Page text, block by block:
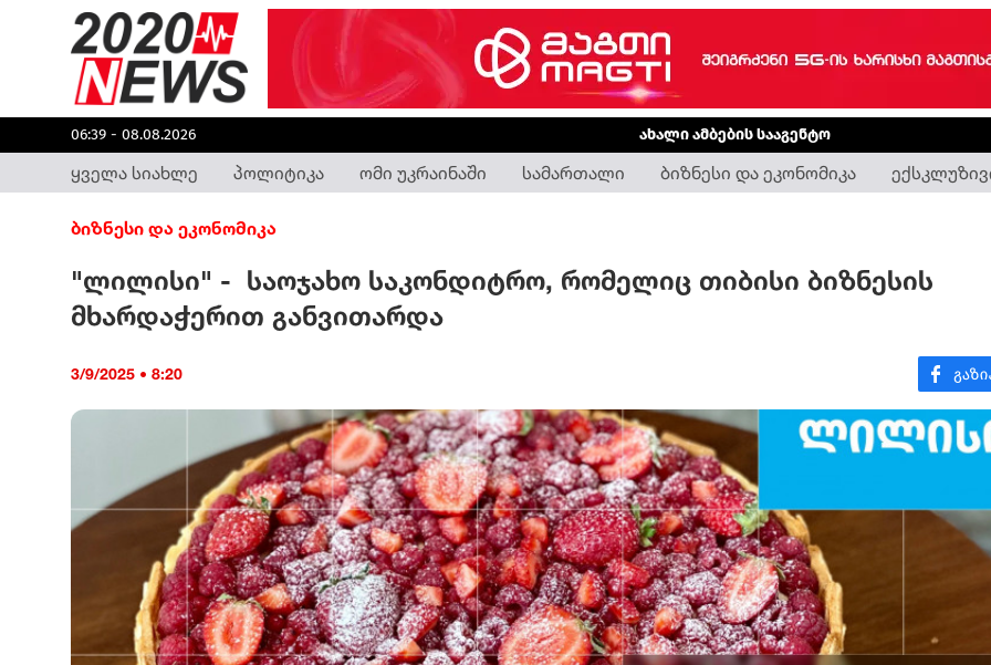
06:39 - 08.08.2026 ახალი ამბების სააგენტო
ყველა სიახლე პოლიტიკა ომი უკრაინაში სამართალი ბიზნესი და ეკონომიკა
ბიზნესი და ეკონომიკა
"ლილისი" - საოჯახო საკონდიტრო, რომელიც თიბისი ბიზნესის
მხარდაჭერით განვითარდა
3/9/2025 • 8:20